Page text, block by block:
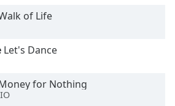
of Life
Let's Dance
for Nothing